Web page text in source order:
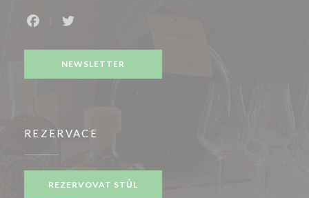
NEWSLETTER
REZERVACE
REZERVOVAT STŮL